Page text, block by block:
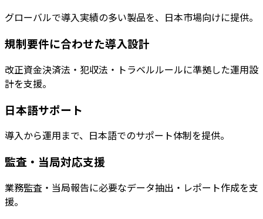
グローバルで導入実績の多い製品を、日本市場向けに提供。
規制要件に合わせた導入設計
改正資金決済法・犯収法・トラベルルールに準拠した運用設
計を支援。
日本語サポート
導入から運用まで、日本語でのサポート体制を提供。
監査・当局対応支援
業務監査・当局報告に必要なデータ抽出・レポート作成を支
援。